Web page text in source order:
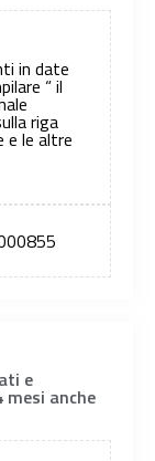
in date
“ il
riga
e le altre
e
anche